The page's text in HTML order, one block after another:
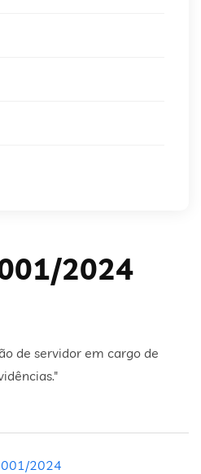
2024
de servidor em cargo de
001/2024